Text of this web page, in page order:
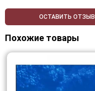
ОСТАВИТЬ ОТЗЫВ
Похожие товары